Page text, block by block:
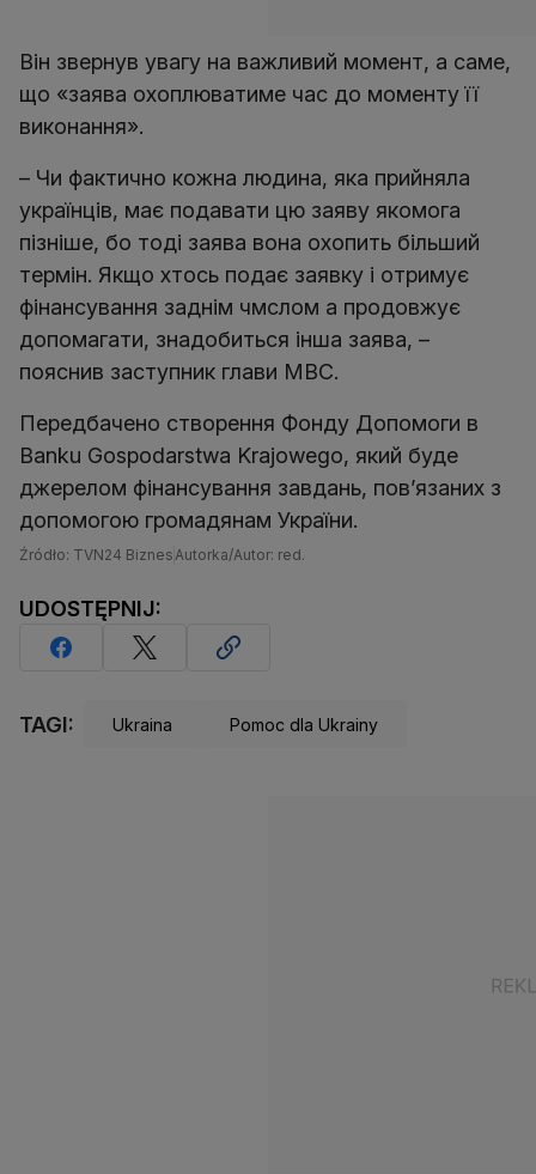
Він звернув увагу на важливий момент, а саме,
що «заява охоплюватиме час до моменту її
виконання».
– Чи фактично кожна людина, яка прийняла
українців, має подавати цю заяву якомога
пізніше, бо тоді заява вона охопить більший
термін. Якщо хтось подає заявку і отримує
фінансування заднім чмслом а продовжує
допомагати, знадобиться інша заява, –
пояснив заступник глави МВС.
Передбачено створення Фонду Допомоги в
Banku Gospodarstwa Krajowego, який буде
джерелом фінансування завдань, пов’язаних з
допомогою громадянам України.
Źródło: TVN24 BiznesAutorka/Autor: red.
UDOSTĘPNIJ:
TAGI: Ukraina Pomoc dla Ukrainy